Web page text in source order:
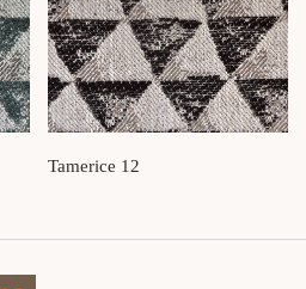
Tamerice 12